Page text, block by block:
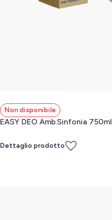
Non disponibile
EASY DEO Amb.Sinfonia 750ml
Dettaglio prodotto